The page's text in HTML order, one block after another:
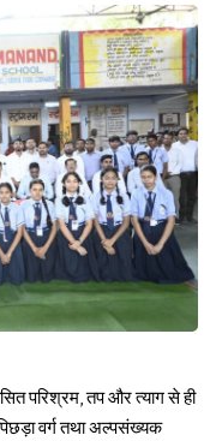
परिश्रम, तप और त्याग से ही
वर्ग तथा अल्पसंख्यक